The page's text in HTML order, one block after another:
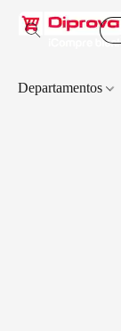
Departamentos